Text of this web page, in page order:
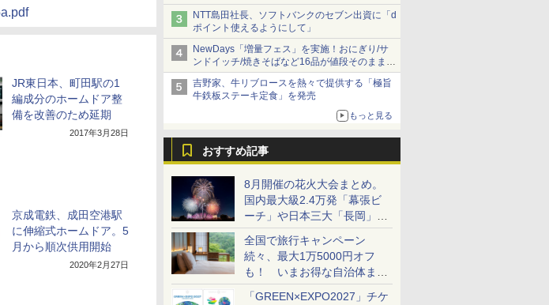
NTT島田社長、ソフトバンクのセブン出資に「d
ポイント使えるようにして」
NewDays「増量フェス」を実施！おにぎり/サ
ンドイッチ/焼きそばなど16品が値段そのままで
ボリュームアップ
吉野家、牛リブロースを熱々で提供する「極旨
牛鉄板ステーキ定食」を発売
もっと見る
おすすめ記事
8月開催の花火大会まとめ。
国内最大級2.4万発「幕張ビ
ーチ」や日本三大「長岡」な
ど大型イベント目白押し！
全国で旅行キャンペーン
続々、最大1万5000円オフ
も！ いまお得な自治体まと
め
「GREEN×EXPO2027」チケ
JR東日本、町田駅の1
編成分のホームドア整
備を改善のため延期
2017年3月28日
京成電鉄、成田空港駅
に伸縮式ホームドア。5
月から順次供用開始
2020年2月27日